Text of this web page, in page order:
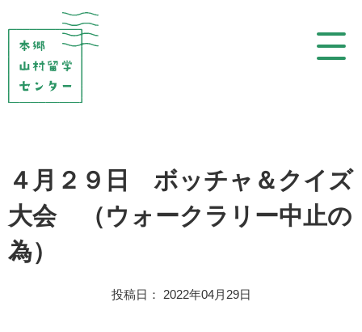
ン
ン
４月２９日 ボッチャ＆クイズ
大会 （ウォークラリー中止の
為）
投稿日： 2022年04月29日